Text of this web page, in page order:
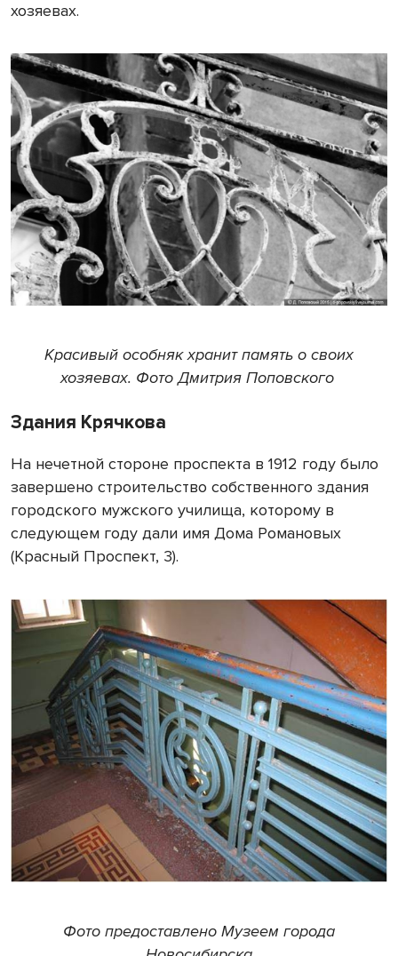
хозяевах.
Красивый особняк хранит память о своих
хозяевах. Фото Дмитрия Поповского
Здания Крячкова
На нечетной стороне проспекта в 1912 году было
завершено строительство собственного здания
городского мужского училища, которому в
следующем году дали имя Дома Романовых
(Красный Проспект, 3).
Фото предоставлено Музеем города